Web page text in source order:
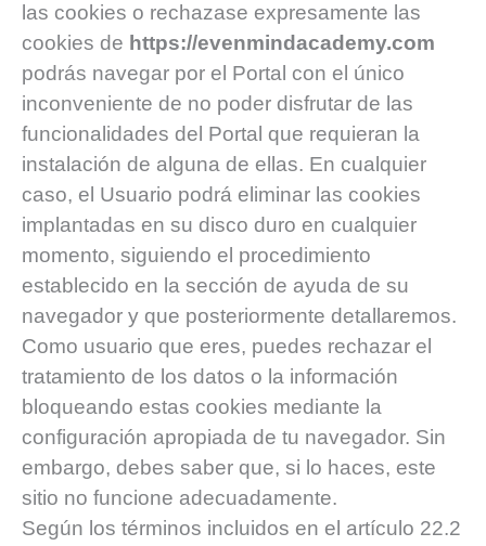
las cookies o rechazase expresamente las
cookies de https://evenmindacademy.com
podrás navegar por el Portal con el único
inconveniente de no poder disfrutar de las
funcionalidades del Portal que requieran la
instalación de alguna de ellas. En cualquier
caso, el Usuario podrá eliminar las cookies
implantadas en su disco duro en cualquier
momento, siguiendo el procedimiento
establecido en la sección de ayuda de su
navegador y que posteriormente detallaremos.
Como usuario que eres, puedes rechazar el
tratamiento de los datos o la información
bloqueando estas cookies mediante la
configuración apropiada de tu navegador. Sin
embargo, debes saber que, si lo haces, este
sitio no funcione adecuadamente.
Según los términos incluidos en el artículo 22.2